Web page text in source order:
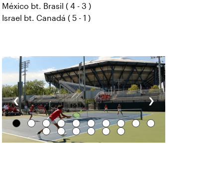
México bt. Brasil ( 4 - 3 )
Israel bt. Canadá ( 5 - 1 )
‹ ›